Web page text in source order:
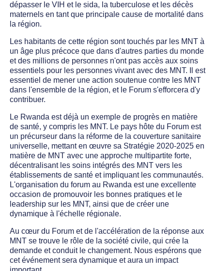
dépasser le VIH et le sida, la tuberculose et les décès
maternels en tant que principale cause de mortalité dans
la région.
Les habitants de cette région sont touchés par les MNT à
un âge plus précoce que dans d'autres parties du monde
et des millions de personnes n'ont pas accès aux soins
essentiels pour les personnes vivant avec des MNT. Il est
essentiel de mener une action soutenue contre les MNT
dans l'ensemble de la région, et le Forum s'efforcera d'y
contribuer.
Le Rwanda est déjà un exemple de progrès en matière
de santé, y compris les MNT. Le pays hôte du Forum est
un précurseur dans la réforme de la couverture sanitaire
universelle, mettant en œuvre sa Stratégie 2020-2025 en
matière de MNT avec une approche multipartite forte,
décentralisant les soins intégrés des MNT vers les
établissements de santé et impliquant les communautés.
L'organisation du forum au Rwanda est une excellente
occasion de promouvoir les bonnes pratiques et le
leadership sur les MNT, ainsi que de créer une
dynamique à l'échelle régionale.
Au cœur du Forum et de l'accélération de la réponse aux
MNT se trouve le rôle de la société civile, qui crée la
demande et conduit le changement. Nous espérons que
cet événement sera dynamique et aura un impact